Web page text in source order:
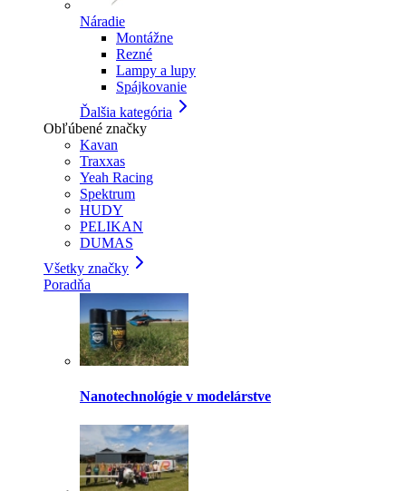
Náradie
Montážne
Rezné
Lampy a lupy
Spájkovanie
Ďalšia kategória
Obľúbené značky
Kavan
Traxxas
Yeah Racing
Spektrum
HUDY
PELIKAN
DUMAS
Všetky značky
Poradňa
Nanotechnológie v modelárstve